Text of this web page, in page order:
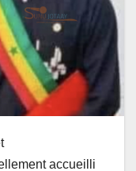
accueilli